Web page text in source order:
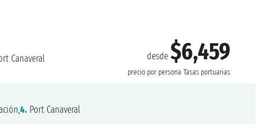
desde$6,459
precio por persona Tasas portuarias
Canaveral
4. Port Canaveral